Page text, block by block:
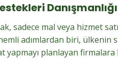
Danışmanlığı
sadece mal veya hizmet
adımlardan biri,
yapmayı planlayan